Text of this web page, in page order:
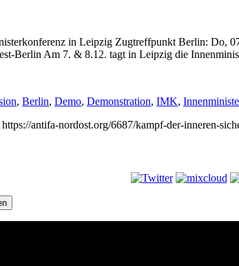
in Leipzig Zugtreffpunkt Berlin: Do,
Berlin Am 7. & 8.12. tagt in Leipzig die
, Berlin, Demo, Demonstration, IMK,
https://antifa-nordost.org/6687/kampf-der-inneren-